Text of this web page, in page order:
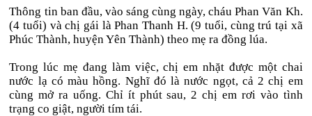
Thông tin ban đầu, vào sáng cùng ngày, cháu Phan Văn Kh.
(4 tuổi) và chị gái là Phan Thanh H. (9 tuổi, cùng trú tại xã
Phúc Thành, huyện Yên Thành) theo mẹ ra đồng lúa.
Trong lúc mẹ đang làm việc, chị em nhặt được một chai
nước lạ có màu hồng. Nghĩ đó là nước ngọt, cả 2 chị em
cùng mở ra uống. Chỉ ít phút sau, 2 chị em rơi vào tình
trạng co giật, người tím tái.